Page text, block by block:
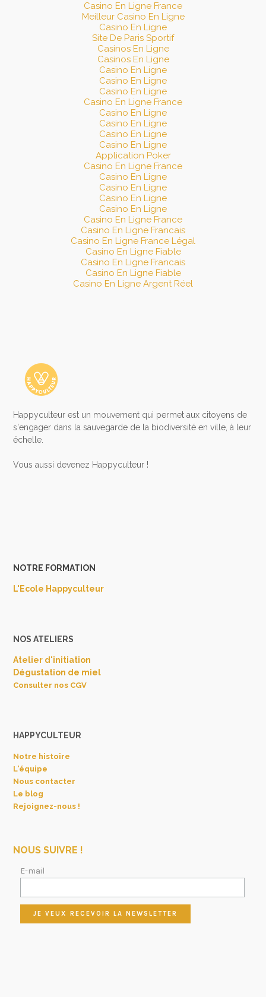
Casino En Ligne France
Meilleur Casino En Ligne
Casino En Ligne
Site De Paris Sportif
Casinos En Ligne
Casinos En Ligne
Casino En Ligne
Casino En Ligne
Casino En Ligne
Casino En Ligne France
Casino En Ligne
Casino En Ligne
Casino En Ligne
Casino En Ligne
Application Poker
Casino En Ligne France
Casino En Ligne
Casino En Ligne
Casino En Ligne
Casino En Ligne
Casino En Ligne France
Casino En Ligne Francais
Casino En Ligne France Légal
Casino En Ligne Fiable
Casino En Ligne Francais
Casino En Ligne Fiable
Casino En Ligne Argent Réel
Happyculteur est un mouvement qui permet aux citoyens de
s'engager dans la sauvegarde de la biodiversité en ville, à leur
échelle.
​Vous aussi devenez Happyculteur !
NOTRE FORMATION
L'Ecole Happyculteur
NOS ATELIERS
Atelier d'initiation
Dégustation de miel
Consulter nos CGV
HAPPYCULTEUR
Notre histoire
L'équipe
Nous contacter
Le blog
Rejoignez-nous !
NOUS SUIVRE !
E-mail